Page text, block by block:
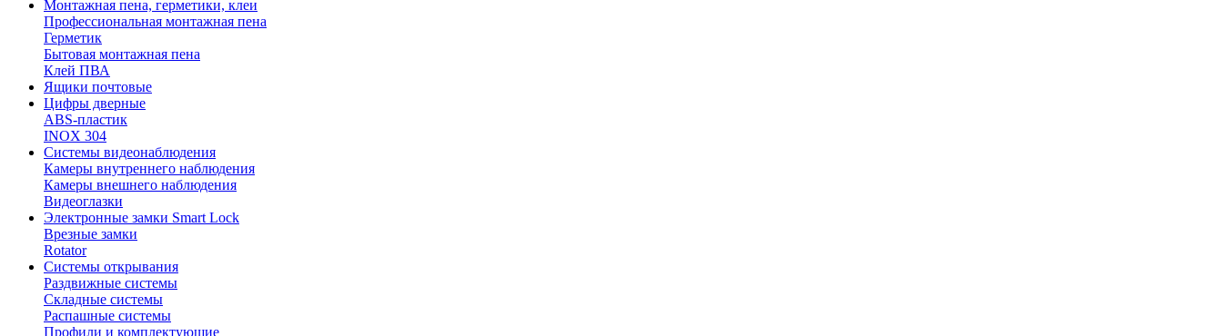
Монтажная пена, герметики, клеи
Профессиональная монтажная пена
Герметик
Бытовая монтажная пена
Клей ПВА
Ящики почтовые
Цифры дверные
ABS-пластик
INOX 304
Системы видеонаблюдения
Камеры внутреннего наблюдения
Камеры внешнего наблюдения
Видеоглазки
Электронные замки Smart Lock
Врезные замки
Rotator
Системы открывания
Раздвижные системы
Складные системы
Распашные системы
Профили и комплектующие